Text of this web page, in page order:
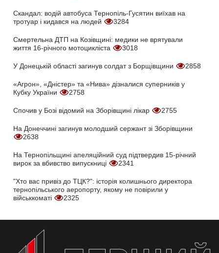
Скандал: водій автобуса Тернопіль-Гусятин виїхав на
тротуар і кидався на людей
3284
Смертельна ДТП на Козівщині: медики не врятували
життя 16-річного мотоцикліста
3018
У Донецькій області загинув солдат з Борщівщини 2858
«Агрон», «Дністер» та «Нива» дізналися суперників у
Кубку України
2758
Спочив у Бозі відомий на Зборівщині лікар 2755
На Донеччині загинув молодший сержант зі Зборівщини
2638
На Тернопільщині апеляційний суд підтвердив 15-річний
вирок за вбивство випускниці
2341
"Хто вас привіз до ТЦК?": історія колишнього директора
тернопільського аеропорту, якому не повірили у
військкоматі
2325